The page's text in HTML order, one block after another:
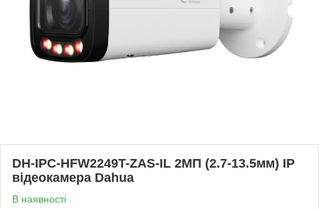
DH-IPC-HFW2249T-ZAS-IL 2МП (2.7-13.5мм) IP
відеокамера Dahua
В наявності